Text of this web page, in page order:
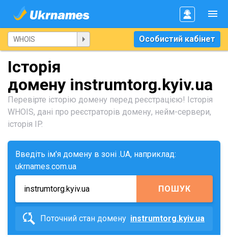
Особистий кабінет
Історія
домену instrumtorg.kyiv.ua
Перевірте історію домену перед реєстрацією! Історія
WHOIS, дані про реєстраторів домену, нейм-сервери,
історія IP.
Введіть ім'я домену в зоні .UA, наприклад:
ukrnames.com.ua
ПОШУК
Поточний стан домену instrumtorg.kyiv.ua